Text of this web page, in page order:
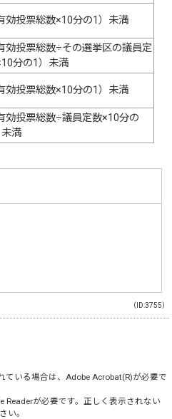
効投票総数×10分の1）未満
効投票総数÷その選挙区の議員定
分の1）未満
効投票総数×10分の1）未満
効投票総数÷議員定数×10分の
満
（ID:3755）
いる場合は、 Adobe Acrobat(R)が必要で
Readerが必要です。正しく表示されない
い。